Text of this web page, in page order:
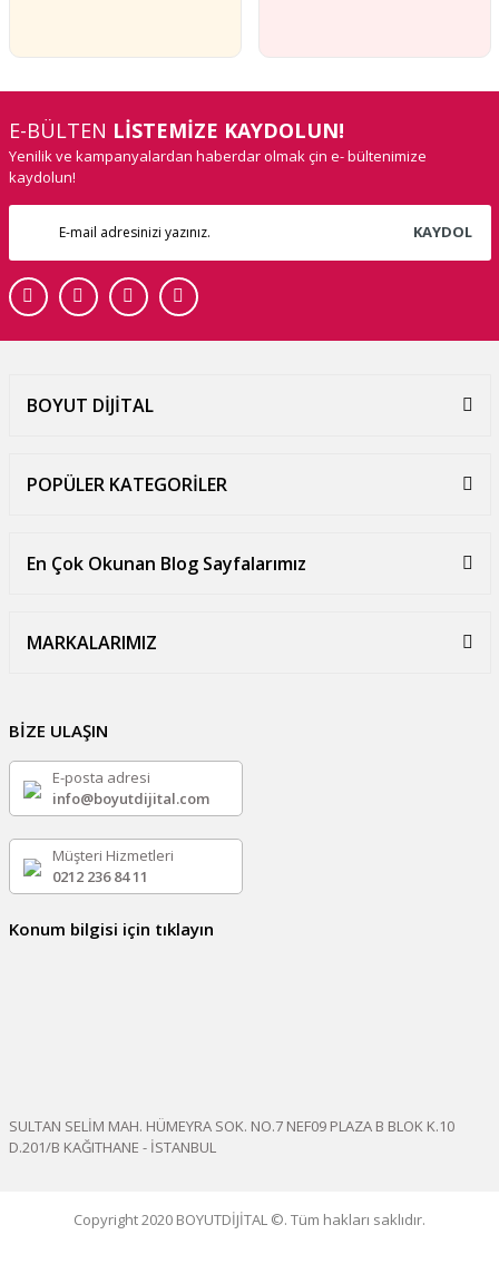
E-BÜLTEN LİSTEMİZE KAYDOLUN!
Yenilik ve kampanyalardan haberdar olmak çin e- bültenimize
kaydolun!
KAYDOL
BOYUT DİJİTAL
POPÜLER KATEGORİLER
En Çok Okunan Blog Sayfalarımız
MARKALARIMIZ
BİZE ULAŞIN
E-posta adresi
info@boyutdijital.com
Müşteri Hizmetleri
0212 236 84 11
Konum bilgisi için tıklayın
SULTAN SELİM MAH. HÜMEYRA SOK. NO.7 NEF09 PLAZA B BLOK K.10
D.201/B KAĞITHANE - İSTANBUL
Copyright 2020 BOYUTDİJİTAL ©. Tüm hakları saklıdır.